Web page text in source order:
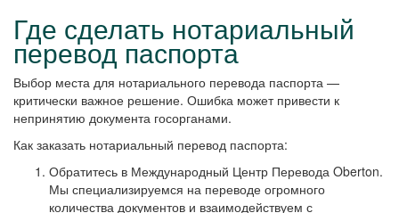
Где сделать нотариальный
перевод паспорта
Выбор места для нотариального перевода паспорта —
критически важное решение. Ошибка может привести к
непринятию документа госорганами.
Как заказать нотариальный перевод паспорта:
Обратитесь в Международный Центр Перевода Oberton.
Мы специализируемся на переводе огромного
количества документов и взаимодействуем с